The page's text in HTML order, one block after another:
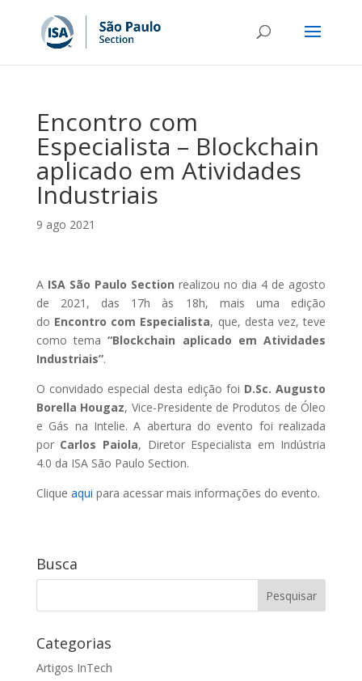
Encontro com
Especialista – Blockchain
aplicado em Atividades
Industriais
9 ago 2021
A ISA São Paulo Section realizou no dia 4 de agosto
de 2021, das 17h às 18h, mais uma edição
do Encontro com Especialista, que, desta vez, teve
como tema“Blockchain aplicado em Atividades
Industriais”.
O convidado especial desta edição foi D.Sc. Augusto
Borella Hougaz, Vice-Presidente de Produtos de Óleo
e Gás na Intelie. A abertura do evento foi realizada
por Carlos Paiola, Diretor Especialista em Indústria
4.0 da ISA São Paulo Section.
Clique aqui para acessar mais informações do evento.
Busca
Categorias
Artigos InTech